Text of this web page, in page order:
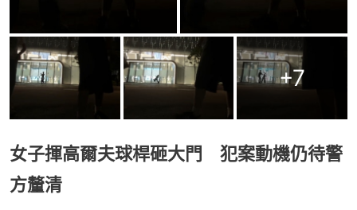
+7
女子揮高爾夫球桿砸大門 犯案動機仍待警
方釐清